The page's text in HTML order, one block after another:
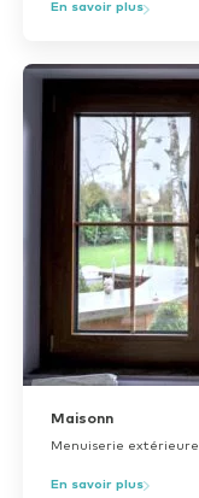
En savoir plus
Maisonn
Menuiserie extérieure
En savoir plus